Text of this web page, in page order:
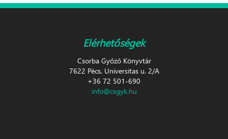
Elérhetőségek
Csorba Győző Könyvtár
7622 Pécs, Universitas u. 2/A
+36 72 501-690
info@csgyk.hu